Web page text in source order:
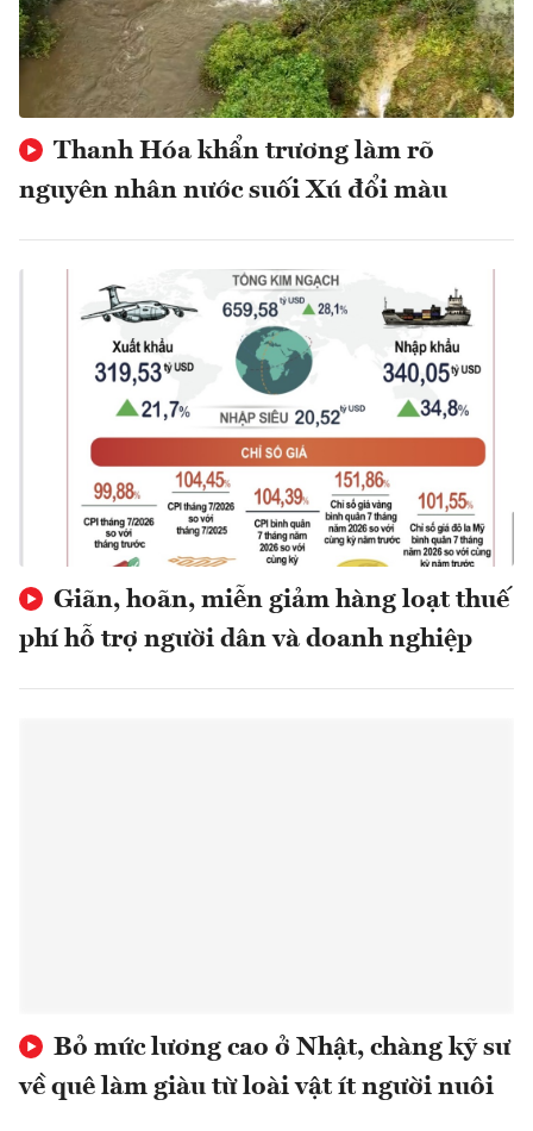
Thanh Hóa khẩn trương làm rõ
nguyên nhân nước suối Xú đổi màu
Giãn, hoãn, miễn giảm hàng loạt thuế
phí hỗ trợ người dân và doanh nghiệp
Bỏ mức lương cao ở Nhật, chàng kỹ sư
về quê làm giàu từ loài vật ít người nuôi